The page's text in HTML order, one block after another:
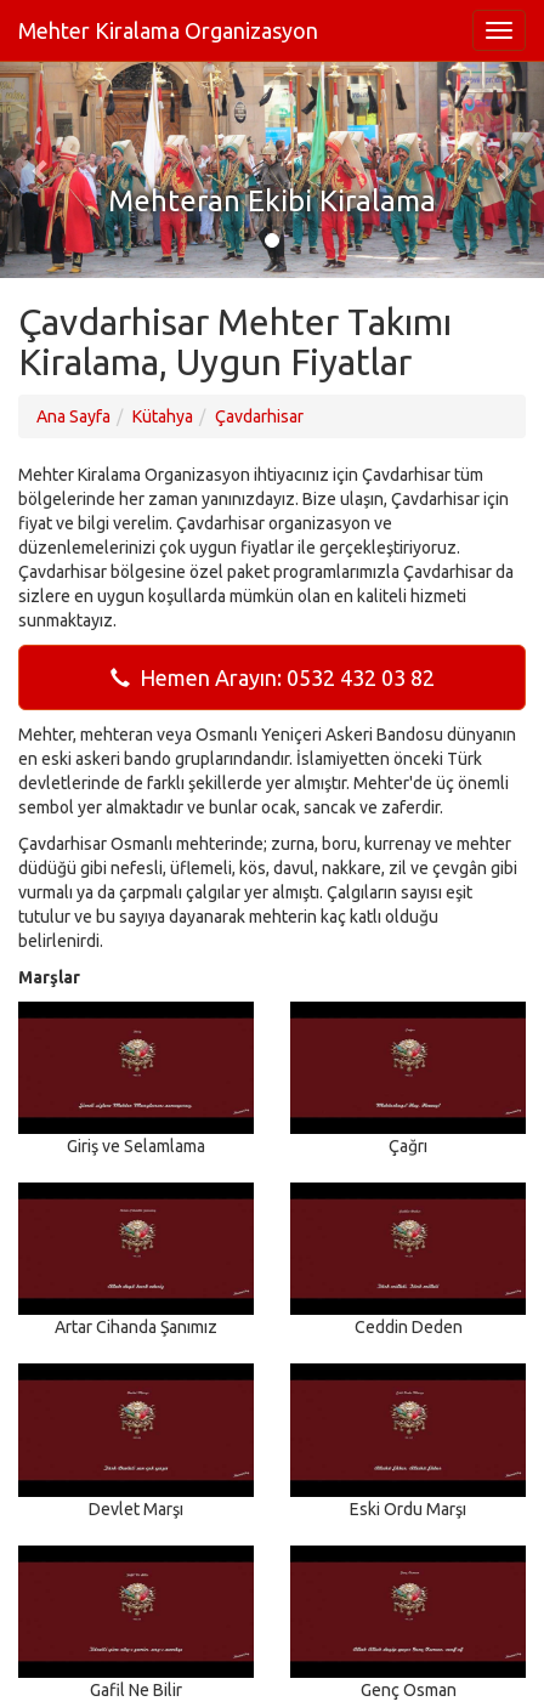
Mehter Kiralama Organizasyon
Mehteran Ekibi Kiralama
Çavdarhisar Mehter Takımı
Kiralama, Uygun Fiyatlar
Ana Sayfa Kütahya Çavdarhisar
Mehter Kiralama Organizasyon ihtiyacınız için Çavdarhisar tüm
bölgelerinde her zaman yanınızdayız. Bize ulaşın, Çavdarhisar için
fiyat ve bilgi verelim. Çavdarhisar organizasyon ve
düzenlemelerinizi çok uygun fiyatlar ile gerçekleştiriyoruz.
Çavdarhisar bölgesine özel paket programlarımızla Çavdarhisar da
sizlere en uygun koşullarda mümkün olan en kaliteli hizmeti
sunmaktayız.
Hemen Arayın: 0532 432 03 82
Mehter, mehteran veya Osmanlı Yeniçeri Askeri Bandosu dünyanın
en eski askeri bando gruplarındandır. İslamiyetten önceki Türk
devletlerinde de farklı şekillerde yer almıştır. Mehter'de üç önemli
sembol yer almaktadır ve bunlar ocak, sancak ve zaferdir.
Çavdarhisar Osmanlı mehterinde; zurna, boru, kurrenay ve mehter
düdüğü gibi nefesli, üflemeli, kös, davul, nakkare, zil ve çevgân gibi
vurmalı ya da çarpmalı çalgılar yer almıştı. Çalgıların sayısı eşit
tutulur ve bu sayıya dayanarak mehterin kaç katlı olduğu
belirlenirdi.
Marşlar
Giriş ve Selamlama Çağrı
Artar Cihanda Şanımız Ceddin Deden
Devlet Marşı Eski Ordu Marşı
Gafil Ne Bilir Genç Osman